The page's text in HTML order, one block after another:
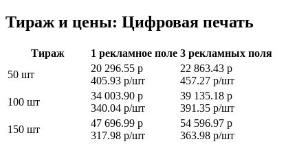
Тираж и цены: Цифровая печать
Тираж 1 рекламное поле 3 рекламных поля
50 шт
20 296.55 р
405.93 р/шт
22 863.43 р
457.27 р/шт
100 шт
34 003.90 р
340.04 р/шт
39 135.18 р
391.35 р/шт
150 шт
47 696.99 р
317.98 р/шт
54 596.97 р
363.98 р/шт